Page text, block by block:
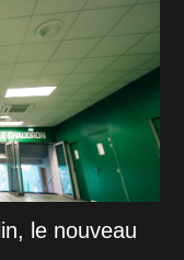
le nouveau